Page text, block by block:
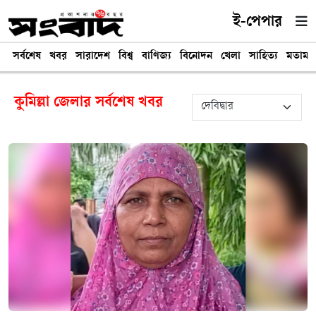
ই-পেপার
সর্বশেষ খবর সারাদেশ বিশ্ব বাণিজ্য বিনোদন খেলা সাহিত্য মতামত
কুমিল্লা জেলার সর্বশেষ খবর